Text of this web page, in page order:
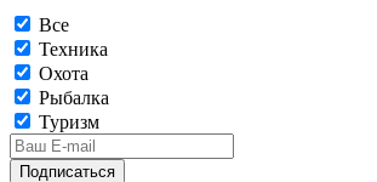
Все
Техника
Охота
Рыбалка
Туризм
Подписаться